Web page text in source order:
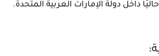
داخل دولة الإمارات العربية المتحدة.